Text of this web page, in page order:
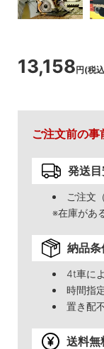
13,158円(税
ご注文前の事
発送
ご注文
※在庫があ
納品条
4t車に
時間指
置き配
送料無